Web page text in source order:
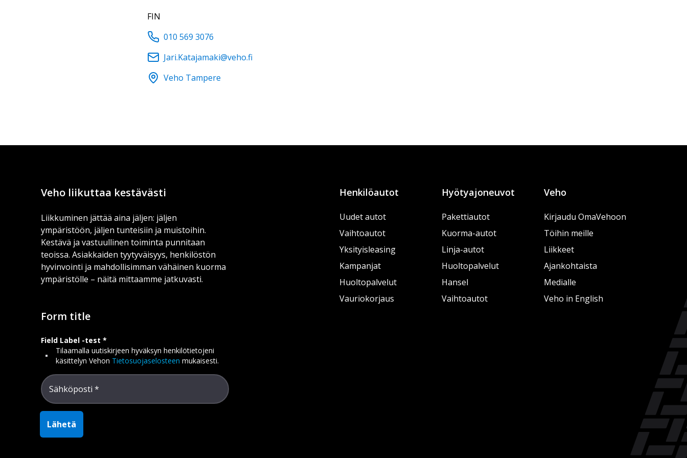
FIN
010 569 3076
Jari.Katajamaki@veho.fi
Veho Tampere
Veho liikuttaa kestävästi
Liikkuminen jättää aina jäljen: jäljen
ympäristöön, jäljen tunteisiin ja muistoihin.
Kestävä ja vastuullinen toiminta punnitaan
teoissa. Asiakkaiden tyytyväisyys, henkilöstön
hyvinvointi ja mahdollisimman vähäinen kuorma
ympäristölle – näitä mittaamme jatkuvasti.
Form title
Field Label -test
Tilaamalla uutiskirjeen hyväksyn henkilötietojeni
käsittelyn Vehon Tietosuojaselosteen mukaisesti.
Sähköposti
Lähetä
Henkilöautot
Uudet autot
Vaihtoautot
Yksityisleasing
Kampanjat
Huoltopalvelut
Vauriokorjaus
Hyötyajoneuvot
Pakettiautot
Kuorma-autot
Linja-autot
Huoltopalvelut
Hansel
Vaihtoautot
Veho
Kirjaudu OmaVehoon
Töihin meille
Liikkeet
Ajankohtaista
Medialle
Veho in English